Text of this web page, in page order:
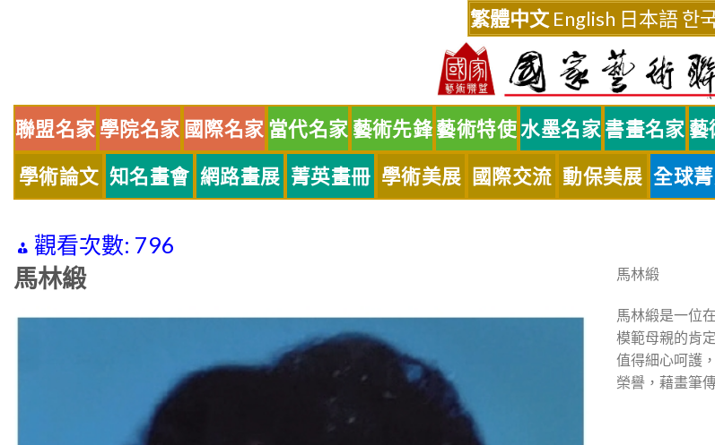
繁體中文 English 日本語한
聯盟名家 學院名家 國際名家 當代名家 藝術先鋒藝術特使水墨名家 書畫名家 藝
學術論文 知名畫會 網路畫展 菁英畫冊 學術美展 國際交流 動保美展 全球
觀看次數: 796
馬林緞 馬林緞
馬林緞是一位
模範母親的肯
值得細心呵護
榮譽，藉畫筆